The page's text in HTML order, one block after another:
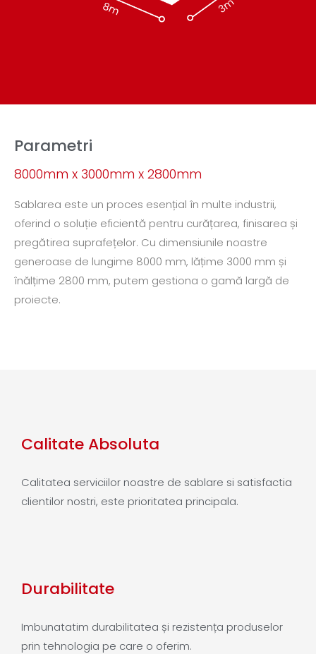
Parametri
8000mm x 3000mm x 2800mm
Sablarea este un proces esențial în multe industrii,
oferind o soluție eficientă pentru curățarea, finisarea și
pregătirea suprafețelor. Cu dimensiunile noastre
generoase de lungime 8000 mm, lățime 3000 mm și
înălțime 2800 mm, putem gestiona o gamă largă de
proiecte.
Calitate Absoluta
Calitatea serviciilor noastre de sablare si satisfactia
clientilor nostri, este prioritatea principala.
Durabilitate
Imbunatatim durabilitatea și rezistența produselor
prin tehnologia pe care o oferim.